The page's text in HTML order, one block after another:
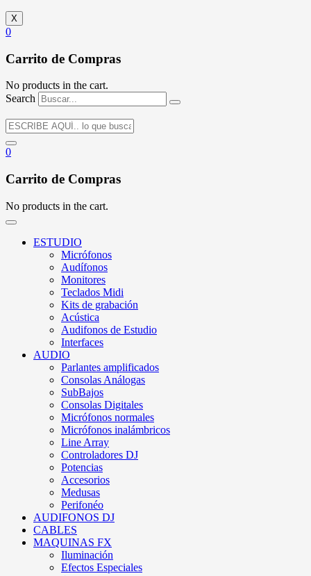
X
0
Carrito de Compras
No products in the cart.
Search
0
Carrito de Compras
No products in the cart.
ESTUDIO
Micrófonos
Audífonos
Monitores
Teclados Midi
Kits de grabación
Acústica
Audifonos de Estudio
Interfaces
AUDIO
Parlantes amplificados
Consolas Análogas
SubBajos
Consolas Digitales
Micrófonos normales
Micrófonos inalámbricos
Line Array
Controladores DJ
Potencias
Accesorios
Medusas
Perifonéo
AUDIFONOS DJ
CABLES
MAQUINAS FX
Iluminación
Efectos Especiales